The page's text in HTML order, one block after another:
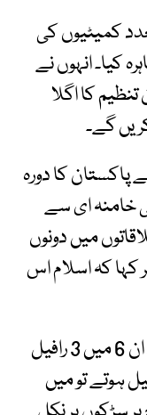
کمیٹیوں کی
کیا۔ انہوں نے
کا اگلا
گے۔
پاکستان کا دورہ
خامنہ ای سے
میں دونوں
کہا کہ اسلام اس
انہوں نے کہا کہ بھارتی 6 جیٹ فائٹر طیارے گرے، جن میں ایک یو اے وی تھا۔ ان 6 میں 3 رافیل
ہوتے تو میں